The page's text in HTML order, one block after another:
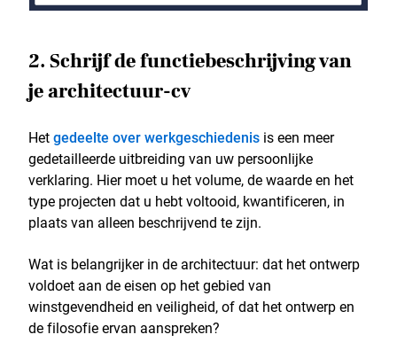
2. Schrijf de functiebeschrijving van
je architectuur-cv
Hetgedeelte over werkgeschiedenis is een meer
gedetailleerde uitbreiding van uw persoonlijke
verklaring. Hier moet u het volume, de waarde en het
type projecten dat u hebt voltooid, kwantificeren, in
plaats van alleen beschrijvend te zijn.
Wat is belangrijker in de architectuur: dat het ontwerp
voldoet aan de eisen op het gebied van
winstgevendheid en veiligheid, of dat het ontwerp en
de filosofie ervan aanspreken?